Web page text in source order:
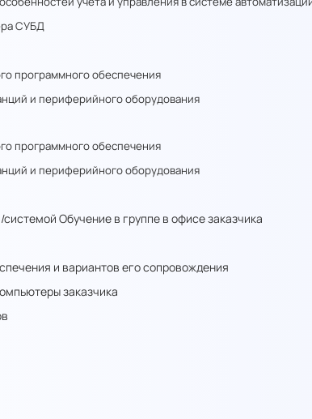
СУБД
программного обеспечения
и периферийного оборудования
программного обеспечения
и периферийного оборудования
системой Обучение в группе в офисе заказчика
и вариантов его сопровождения
заказчика